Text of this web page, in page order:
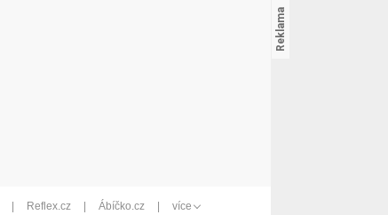
Reflex.cz Ábíčko.cz více